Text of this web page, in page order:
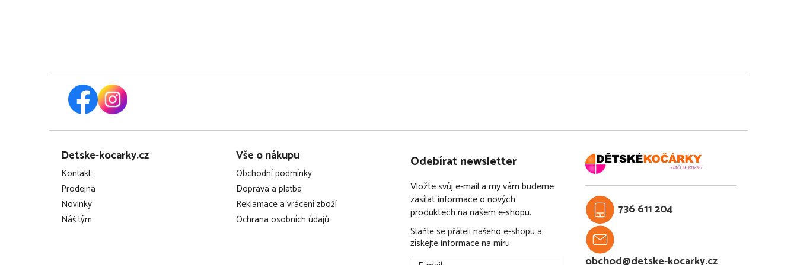
Detske-kocarky.cz
Kontakt
Prodejna
Novinky
Náš tým
Vše o nákupu
Obchodní podmínky
Doprava a platba
Reklamace a vrácení zboží
Ochrana osobních údajů
Odebírat newsletter
Vložte svůj e-mail a my vám budeme
zasílat informace o nových
produktech na našem e-shopu.
Staňte se přáteli našeho e-shopu a
získejte informace na míru
736 611 204
obchod@detske-kocarky.cz